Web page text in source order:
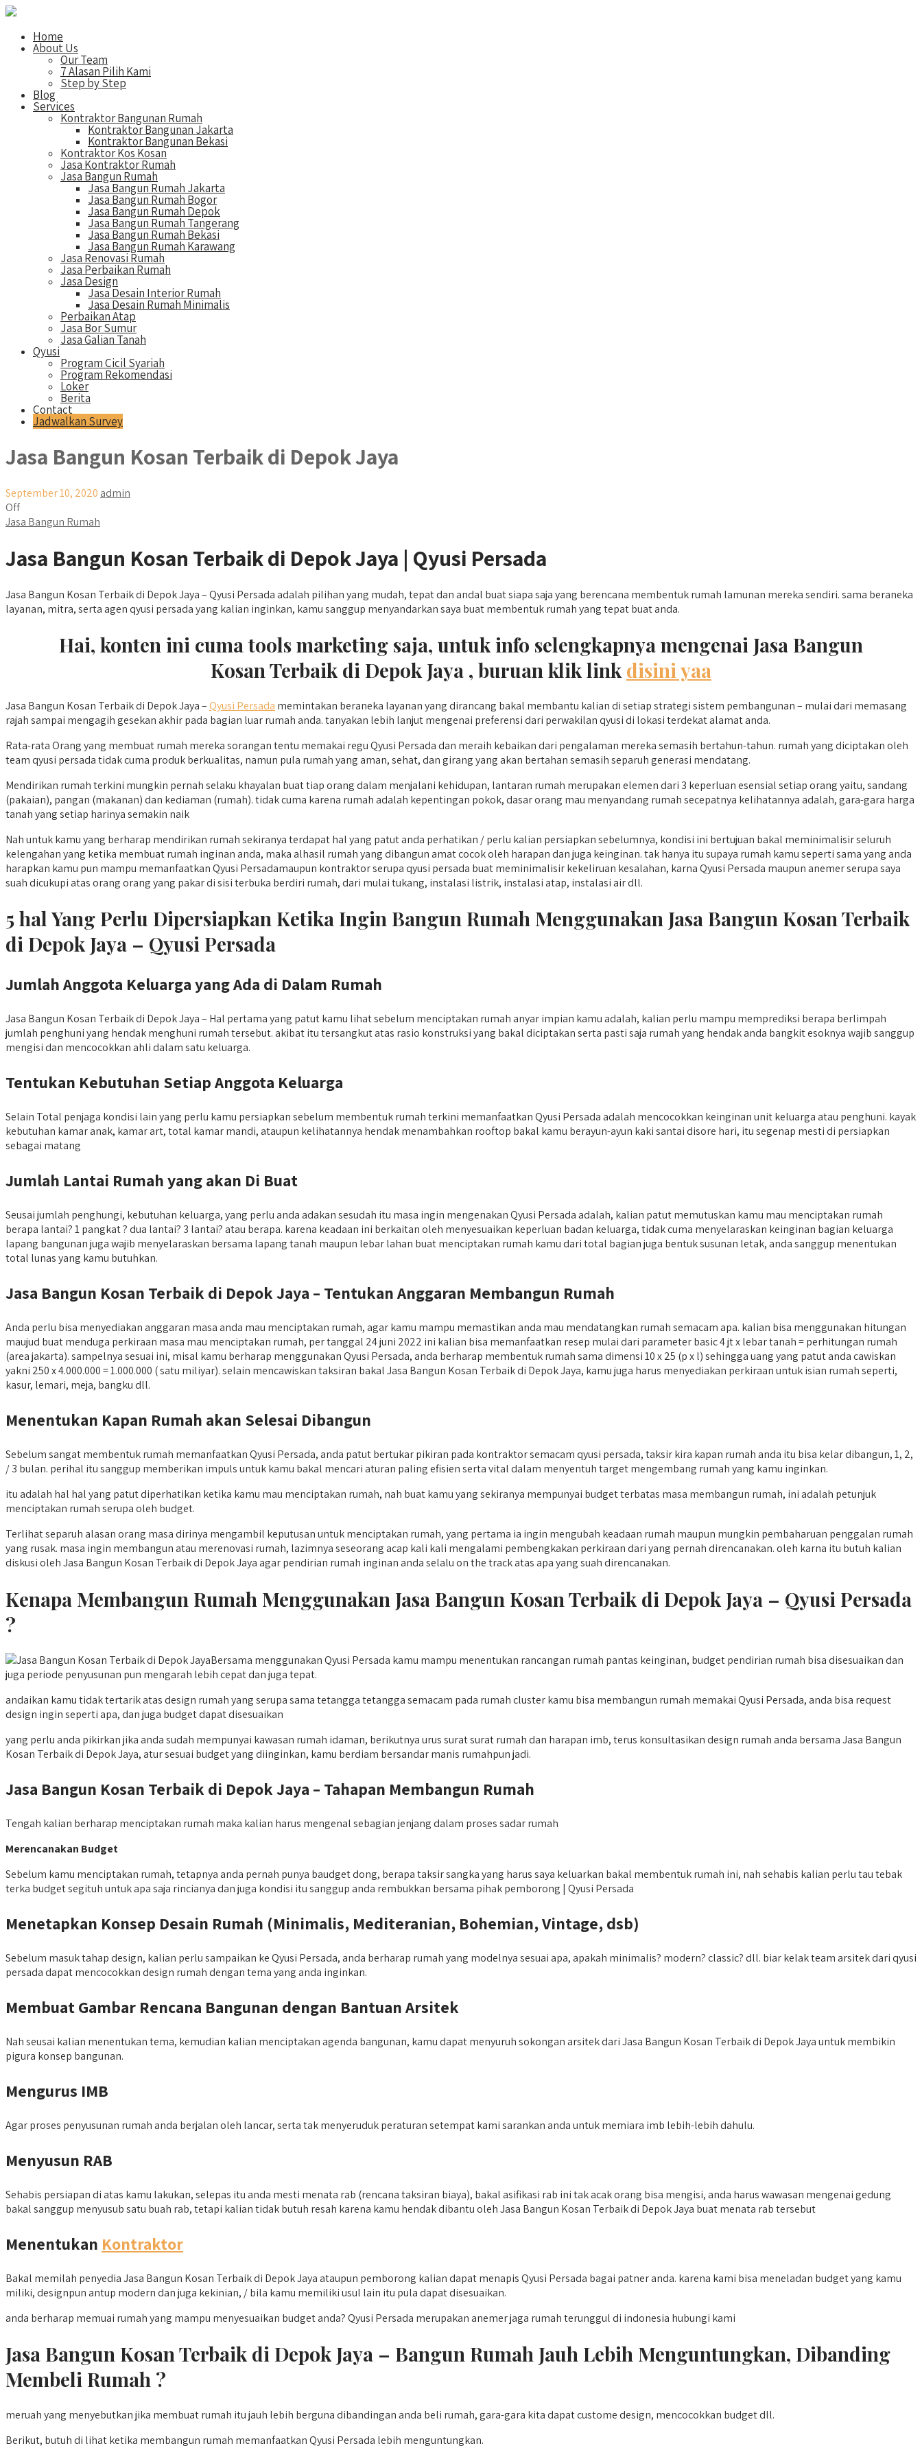
Home
About Us
Our Team
7 Alasan Pilih Kami
Step by Step
Blog
Services
Kontraktor Bangunan Rumah
Kontraktor Bangunan Jakarta
Kontraktor Bangunan Bekasi
Kontraktor Kos Kosan
Jasa Kontraktor Rumah
Jasa Bangun Rumah
Jasa Bangun Rumah Jakarta
Jasa Bangun Rumah Bogor
Jasa Bangun Rumah Depok
Jasa Bangun Rumah Tangerang
Jasa Bangun Rumah Bekasi
Jasa Bangun Rumah Karawang
Jasa Renovasi Rumah
Jasa Perbaikan Rumah
Jasa Design
Jasa Desain Interior Rumah
Jasa Desain Rumah Minimalis
Perbaikan Atap
Jasa Bor Sumur
Jasa Galian Tanah
Qyusi
Program Cicil Syariah
Program Rekomendasi
Loker
Berita
Contact
Jadwalkan Survey
Jasa Bangun Kosan Terbaik di Depok Jaya
September 10, 2020 admin
Off
Jasa Bangun Rumah
Jasa Bangun Kosan Terbaik di Depok Jaya | Qyusi Persada
Jasa Bangun Kosan Terbaik di Depok Jaya – Qyusi Persada adalah pilihan yang mudah, tepat dan andal buat siapa saja yang berencana membentuk rumah lamunan mereka sendiri. sama beraneka
layanan, mitra, serta agen qyusi persada yang kalian inginkan, kamu sanggup menyandarkan saya buat membentuk rumah yang tepat buat anda.
Hai, konten ini cuma tools marketing saja, untuk info selengkapnya mengenai Jasa Bangun
Kosan Terbaik di Depok Jaya , buruan klik link disini yaa
Jasa Bangun Kosan Terbaik di Depok Jaya –Qyusi Persada memintakan beraneka layanan yang dirancang bakal membantu kalian di setiap strategi sistem pembangunan – mulai dari memasang
rajah sampai mengagih gesekan akhir pada bagian luar rumah anda. tanyakan lebih lanjut mengenai preferensi dari perwakilan qyusi di lokasi terdekat alamat anda.
Rata-rata Orang yang membuat rumah mereka sorangan tentu memakai regu Qyusi Persada dan meraih kebaikan dari pengalaman mereka semasih bertahun-tahun. rumah yang diciptakan oleh
team qyusi persada tidak cuma produk berkualitas, namun pula rumah yang aman, sehat, dan girang yang akan bertahan semasih separuh generasi mendatang.
Mendirikan rumah terkini mungkin pernah selaku khayalan buat tiap orang dalam menjalani kehidupan, lantaran rumah merupakan elemen dari 3 keperluan esensial setiap orang yaitu, sandang
(pakaian), pangan (makanan) dan kediaman (rumah). tidak cuma karena rumah adalah kepentingan pokok, dasar orang mau menyandang rumah secepatnya kelihatannya adalah, gara-gara harga
tanah yang setiap harinya semakin naik
Nah untuk kamu yang berharap mendirikan rumah sekiranya terdapat hal yang patut anda perhatikan / perlu kalian persiapkan sebelumnya, kondisi ini bertujuan bakal meminimalisir seluruh
kelengahan yang ketika membuat rumah inginan anda, maka alhasil rumah yang dibangun amat cocok oleh harapan dan juga keinginan. tak hanya itu supaya rumah kamu seperti sama yang anda
harapkan kamu pun mampu memanfaatkan Qyusi Persadamaupun kontraktor serupa qyusi persada buat meminimalisir kekeliruan kesalahan, karna Qyusi Persada maupun anemer serupa saya
suah dicukupi atas orang orang yang pakar di sisi terbuka berdiri rumah, dari mulai tukang, instalasi listrik, instalasi atap, instalasi air dll.
5 hal Yang Perlu Dipersiapkan Ketika Ingin Bangun Rumah Menggunakan Jasa Bangun Kosan Terbaik
di Depok Jaya – Qyusi Persada
Jumlah Anggota Keluarga yang Ada di Dalam Rumah
Jasa Bangun Kosan Terbaik di Depok Jaya – Hal pertama yang patut kamu lihat sebelum menciptakan rumah anyar impian kamu adalah, kalian perlu mampu memprediksi berapa berlimpah
jumlah penghuni yang hendak menghuni rumah tersebut. akibat itu tersangkut atas rasio konstruksi yang bakal diciptakan serta pasti saja rumah yang hendak anda bangkit esoknya wajib sanggup
mengisi dan mencocokkan ahli dalam satu keluarga.
Tentukan Kebutuhan Setiap Anggota Keluarga
Selain Total penjaga kondisi lain yang perlu kamu persiapkan sebelum membentuk rumah terkini memanfaatkan Qyusi Persada adalah mencocokkan keinginan unit keluarga atau penghuni. kayak
kebutuhan kamar anak, kamar art, total kamar mandi, ataupun kelihatannya hendak menambahkan rooftop bakal kamu berayun-ayun kaki santai disore hari, itu segenap mesti di persiapkan
sebagai matang
Jumlah Lantai Rumah yang akan Di Buat
Seusai jumlah penghungi, kebutuhan keluarga, yang perlu anda adakan sesudah itu masa ingin mengenakan Qyusi Persada adalah, kalian patut memutuskan kamu mau menciptakan rumah
berapa lantai? 1 pangkat ? dua lantai? 3 lantai? atau berapa. karena keadaan ini berkaitan oleh menyesuaikan keperluan badan keluarga, tidak cuma menyelaraskan keinginan bagian keluarga
lapang bangunan juga wajib menyelaraskan bersama lapang tanah maupun lebar lahan buat menciptakan rumah kamu dari total bagian juga bentuk susunan letak, anda sanggup menentukan
total lunas yang kamu butuhkan.
Jasa Bangun Kosan Terbaik di Depok Jaya – Tentukan Anggaran Membangun Rumah
Anda perlu bisa menyediakan anggaran masa anda mau menciptakan rumah, agar kamu mampu memastikan anda mau mendatangkan rumah semacam apa. kalian bisa menggunakan hitungan
maujud buat menduga perkiraan masa mau menciptakan rumah, per tanggal 24 juni 2022 ini kalian bisa memanfaatkan resep mulai dari parameter basic 4 jt x lebar tanah = perhitungan rumah
(area jakarta). sampelnya sesuai ini, misal kamu berharap menggunakan Qyusi Persada, anda berharap membentuk rumah sama dimensi 10 x 25 (p x l) sehingga uang yang patut anda cawiskan
yakni 250 x 4.000.000 = 1.000.000 ( satu miliyar). selain mencawiskan taksiran bakal Jasa Bangun Kosan Terbaik di Depok Jaya, kamu juga harus menyediakan perkiraan untuk isian rumah seperti,
kasur, lemari, meja, bangku dll.
Menentukan Kapan Rumah akan Selesai Dibangun
Sebelum sangat membentuk rumah memanfaatkan Qyusi Persada, anda patut bertukar pikiran pada kontraktor semacam qyusi persada, taksir kira kapan rumah anda itu bisa kelar dibangun, 1, 2,
/ 3 bulan. perihal itu sanggup memberikan impuls untuk kamu bakal mencari aturan paling efisien serta vital dalam menyentuh target mengembang rumah yang kamu inginkan.
itu adalah hal hal yang patut diperhatikan ketika kamu mau menciptakan rumah, nah buat kamu yang sekiranya mempunyai budget terbatas masa membangun rumah, ini adalah petunjuk
menciptakan rumah serupa oleh budget.
Terlihat separuh alasan orang masa dirinya mengambil keputusan untuk menciptakan rumah, yang pertama ia ingin mengubah keadaan rumah maupun mungkin pembaharuan penggalan rumah
yang rusak. masa ingin membangun atau merenovasi rumah, lazimnya seseorang acap kali kali mengalami pembengkakan perkiraan dari yang pernah direncanakan. oleh karna itu butuh kalian
diskusi oleh Jasa Bangun Kosan Terbaik di Depok Jaya agar pendirian rumah inginan anda selalu on the track atas apa yang suah direncanakan.
Kenapa Membangun Rumah Menggunakan Jasa Bangun Kosan Terbaik di Depok Jaya – Qyusi Persada
?
Bersama menggunakan Qyusi Persada kamu mampu menentukan rancangan rumah pantas keinginan, budget pendirian rumah bisa disesuaikan dan
juga periode penyusunan pun mengarah lebih cepat dan juga tepat.
andaikan kamu tidak tertarik atas design rumah yang serupa sama tetangga tetangga semacam pada rumah cluster kamu bisa membangun rumah memakai Qyusi Persada, anda bisa request
design ingin seperti apa, dan juga budget dapat disesuaikan
yang perlu anda pikirkan jika anda sudah mempunyai kawasan rumah idaman, berikutnya urus surat surat rumah dan harapan imb, terus konsultasikan design rumah anda bersama Jasa Bangun
Kosan Terbaik di Depok Jaya, atur sesuai budget yang diinginkan, kamu berdiam bersandar manis rumahpun jadi.
Jasa Bangun Kosan Terbaik di Depok Jaya – Tahapan Membangun Rumah
Tengah kalian berharap menciptakan rumah maka kalian harus mengenal sebagian jenjang dalam proses sadar rumah
Merencanakan Budget
Sebelum kamu menciptakan rumah, tetapnya anda pernah punya baudget dong, berapa taksir sangka yang harus saya keluarkan bakal membentuk rumah ini, nah sehabis kalian perlu tau tebak
terka budget segituh untuk apa saja rincianya dan juga kondisi itu sanggup anda rembukkan bersama pihak pemborong | Qyusi Persada
Menetapkan Konsep Desain Rumah (Minimalis, Mediteranian, Bohemian, Vintage, dsb)
Sebelum masuk tahap design, kalian perlu sampaikan ke Qyusi Persada, anda berharap rumah yang modelnya sesuai apa, apakah minimalis? modern? classic? dll. biar kelak team arsitek dari qyusi
persada dapat mencocokkan design rumah dengan tema yang anda inginkan.
Membuat Gambar Rencana Bangunan dengan Bantuan Arsitek
Nah seusai kalian menentukan tema, kemudian kalian menciptakan agenda bangunan, kamu dapat menyuruh sokongan arsitek dari Jasa Bangun Kosan Terbaik di Depok Jaya untuk membikin
pigura konsep bangunan.
Mengurus IMB
Agar proses penyusunan rumah anda berjalan oleh lancar, serta tak menyeruduk peraturan setempat kami sarankan anda untuk memiara imb lebih-lebih dahulu.
Menyusun RAB
Sehabis persiapan di atas kamu lakukan, selepas itu anda mesti menata rab (rencana taksiran biaya), bakal asifikasi rab ini tak acak orang bisa mengisi, anda harus wawasan mengenai gedung
bakal sanggup menyusub satu buah rab, tetapi kalian tidak butuh resah karena kamu hendak dibantu oleh Jasa Bangun Kosan Terbaik di Depok Jaya buat menata rab tersebut
Menentukan Kontraktor
Bakal memilah penyedia Jasa Bangun Kosan Terbaik di Depok Jaya ataupun pemborong kalian dapat menapis Qyusi Persada bagai patner anda. karena kami bisa meneladan budget yang kamu
miliki, designpun antup modern dan juga kekinian, / bila kamu memiliki usul lain itu pula dapat disesuaikan.
anda berharap memuai rumah yang mampu menyesuaikan budget anda? Qyusi Persada merupakan anemer jaga rumah terunggul di indonesia hubungi kami
Jasa Bangun Kosan Terbaik di Depok Jaya – Bangun Rumah Jauh Lebih Menguntungkan, Dibanding
Membeli Rumah ?
meruah yang menyebutkan jika membuat rumah itu jauh lebih berguna dibandingan anda beli rumah, gara-gara kita dapat custome design, mencocokkan budget dll.
Berikut, butuh di lihat ketika membangun rumah memanfaatkan Qyusi Persada lebih menguntungkan.